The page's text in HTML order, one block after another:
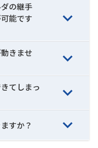
の継手
能です
きませ
てしまっ
すか？